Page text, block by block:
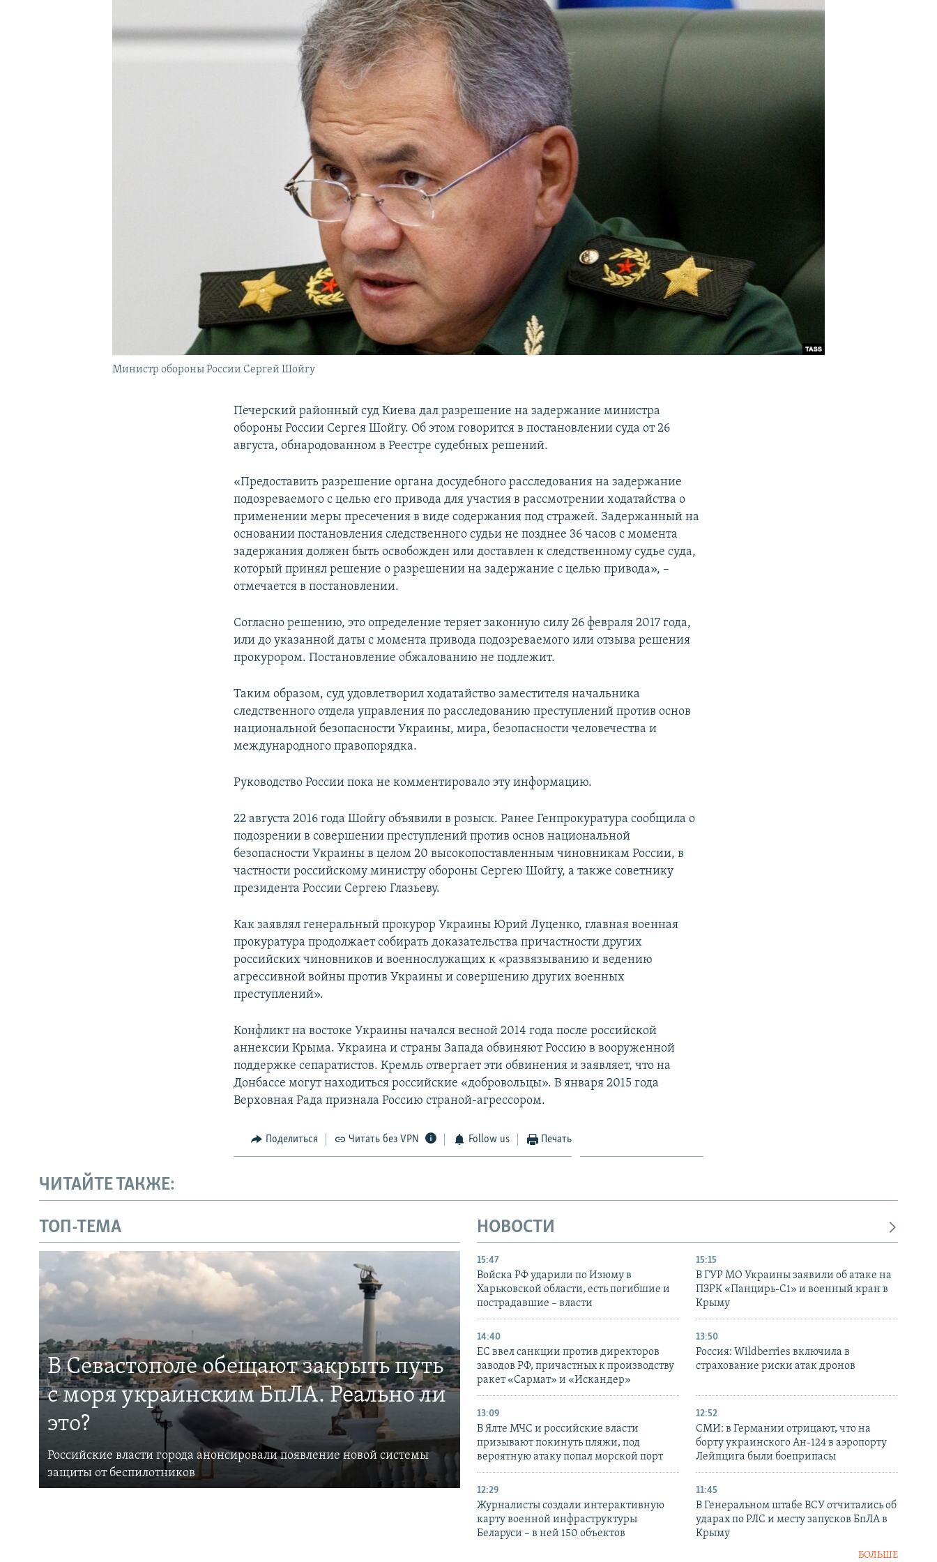
КРЫМ.НЕПОКОРЕННЫЙ
Министр обороны России Сергей Шойгу
Печерский районный суд Киева дал разрешение на задержание министра
обороны России Сергея Шойгу. Об этом говорится в постановлении суда от 26
августа, обнародованном в Реестре судебных решений.
«Предоставить разрешение органа досудебного расследования на задержание
подозреваемого с целью его привода для участия в рассмотрении ходатайства о
применении меры пресечения в виде содержания под стражей. Задержанный на
основании постановления следственного судьи не позднее 36 часов с момента
задержания должен быть освобожден или доставлен к следственному судье суда,
который принял решение о разрешении на задержание с целью привода», –
отмечается в постановлении.
Согласно решению, это определение теряет законную силу 26 февраля 2017 года,
или до указанной даты с момента привода подозреваемого или отзыва решения
прокурором. Постановление обжалованию не подлежит.
Таким образом, суд удовлетворил ходатайство заместителя начальника
следственного отдела управления по расследованию преступлений против основ
национальной безопасности Украины, мира, безопасности человечества и
международного правопорядка.
Руководство России пока не комментировало эту информацию.
22 августа 2016 года Шойгу объявили в розыск. Ранее Генпрокуратура сообщила о
подозрении в совершении преступлений против основ национальной
безопасности Украины в целом 20 высокопоставленным чиновникам России, в
частности российскому министру обороны Сергею Шойгу, а также советнику
президента России Сергею Глазьеву.
Как заявлял генеральный прокурор Украины Юрий Луценко, главная военная
прокуратура продолжает собирать доказательства причастности других
российских чиновников и военнослужащих к «развязыванию и ведению
агрессивной войны против Украины и совершению других военных
преступлений».
Конфликт на востоке Украины начался весной 2014 года после российской
аннексии Крыма. Украина и страны Запада обвиняют Россию в вооруженной
поддержке сепаратистов. Кремль отвергает эти обвинения и заявляет, что на
Донбассе могут находиться российские «добровольцы». В января 2015 года
Верховная Рада признала Россию страной-агрессором.
Поделиться Читать без VPN Follow us Печать
ЧИТАЙТЕ ТАКЖЕ:
ТОП-ТЕМА
В Севастополе обещают закрыть путь
с моря украинским БпЛА. Реально ли
это?
Российские власти города анонсировали появление новой системы
защиты от беспилотников
НОВОСТИ
15:47
Войска РФ ударили по Изюму в
Харьковской области, есть погибшие и
пострадавшие – власти
15:15
В ГУР МО Украины заявили об атаке на
ПЗРК «Панцирь-С1» и военный кран в
Крыму
14:40
ЕС ввел санкции против директоров
заводов РФ, причастных к производству
ракет «Сармат» и «Искандер»
13:50
Россия: Wildberries включила в
страхование риски атак дронов
13:09
В Ялте МЧС и российские власти
призывают покинуть пляжи, под
вероятную атаку попал морской порт
12:52
СМИ: в Германии отрицают, что на
борту украинского Ан-124 в аэропорту
Лейпцига были боеприпасы
12:29
Журналисты создали интерактивную
карту военной инфраструктуры
Беларуси – в ней 150 объектов
11:45
В Генеральном штабе ВСУ отчитались об
ударах по РЛС и месту запусков БпЛА в
Крыму
БОЛЬШЕ